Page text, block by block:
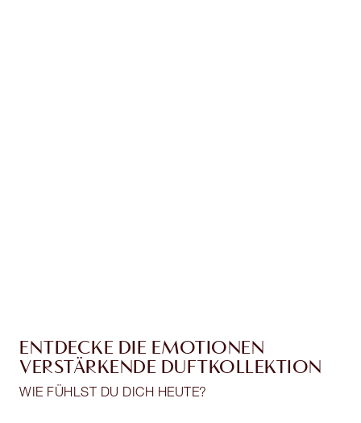
ENTDECKE DIE EMOTIONEN
VERSTÄRKENDE DUFTKOLLEKTION
WIE FÜHLST DU DICH HEUTE?